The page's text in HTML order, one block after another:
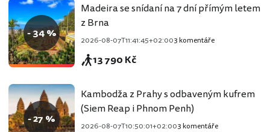
- 34 %
Madeira se snídaní na 7 dní přímým letem
z Brna
2026-08-07T11:41:45+02:003 komentáře
13 790 Kč
- 27 %
Kambodža z Prahy s odbaveným kufrem
(Siem Reap i Phnom Penh)
2026-08-07T10:50:01+02:003 komentáře